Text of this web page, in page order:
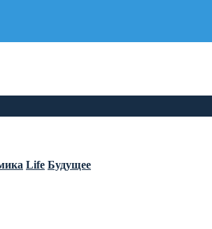
Life Будущее